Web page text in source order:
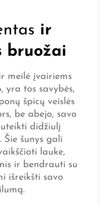
ir
bruožai
meilė įvairiems
yra tos savybės,
špicų veislės
be abejo, savo
didžiulį
šunys gali
lauke,
ir bendrauti su
išreikšti savo